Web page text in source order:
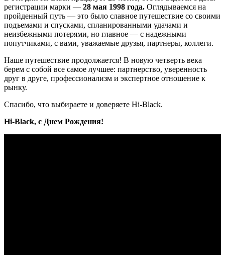
регистрации марки — 28 мая 1998 года. Оглядываемся на
пройденный путь — это было славное путешествие со своими
подъемами и спусками, спланированными удачами и
неизбежными потерями, но главное — с надежными
попутчиками, с вами, уважаемые друзья, партнеры, коллеги.
Наше путешествие продолжается! В новую четверть века
берем с собой все самое лучшее: партнерство, уверенность
друг в друге, профессионализм и экспертное отношение к
рынку.
Спасибо, что выбираете и доверяете Hi-Black.
Hi-Black, с Днем Рождения!